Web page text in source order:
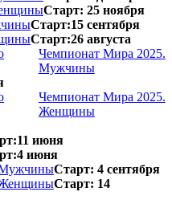
Старт: 25 ноября
Старт:15 сентября
Старт:26 августа
Чемпионат Мира 2025.
Мужчины
Чемпионат Мира 2025.
Женщины
июня
июня
МужчиныСтарт: 4 сентября
ЖенщиныСтарт: 14